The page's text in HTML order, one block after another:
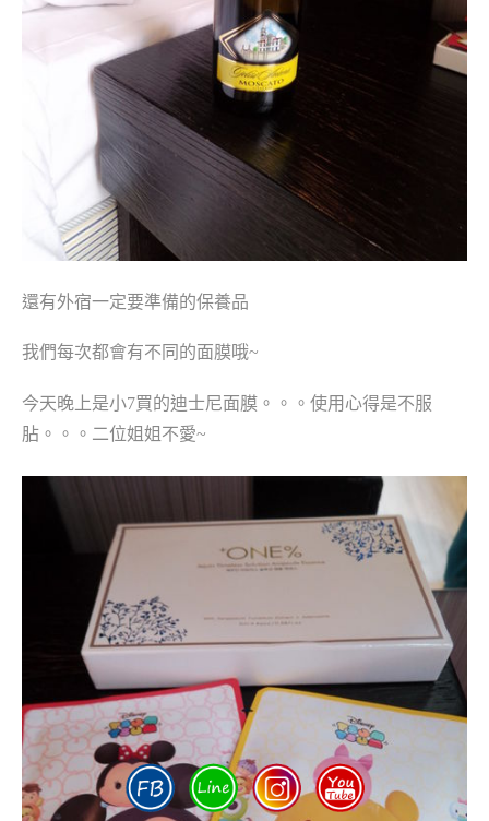
還有外宿一定要準備的保養品
我們每次都會有不同的面膜哦~
今天晚上是小7買的迪士尼面膜。。。使用心得是不服
胋。。。二位姐姐不愛~